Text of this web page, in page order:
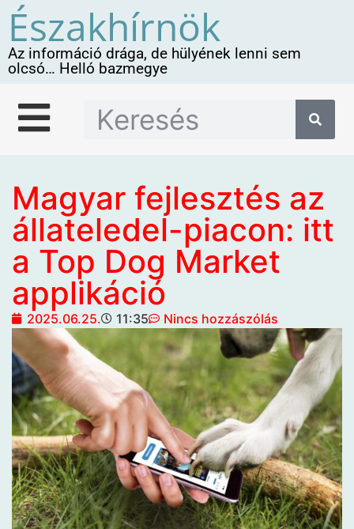
Északhírnök
Az információ drága, de hülyének lenni sem
olcsó… Helló bazmegye
Magyar fejlesztés az
állateledel-piacon: itt
a Top Dog Market
applikáció
2025.06.25. 11:35 Nincs hozzászólás